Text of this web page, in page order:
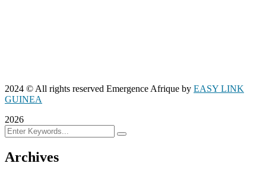
2024 © All rights reserved Emergence Afrique by EASY LINK
GUINEA
2026
Archives